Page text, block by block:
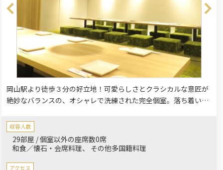
岡山駅より徒歩３分の好立地！可愛らしさとクラシカルな意匠が
絶妙なバランスの、オシャレで洗練された完全個室。落ち着いた
です。ご家族のお集まりにも利用しやすい多彩なコースをご用
意。こだわりの梅酒や華やかな創作和食でおもてなしいたしま
す。
収容人数
29部屋 / 個室以外の座席数0席
和食／懐石・会席料理
その他多国籍料理
アクセス